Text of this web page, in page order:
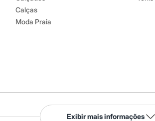
Calças
Moda Praia
Serviços
Exibir mais informações